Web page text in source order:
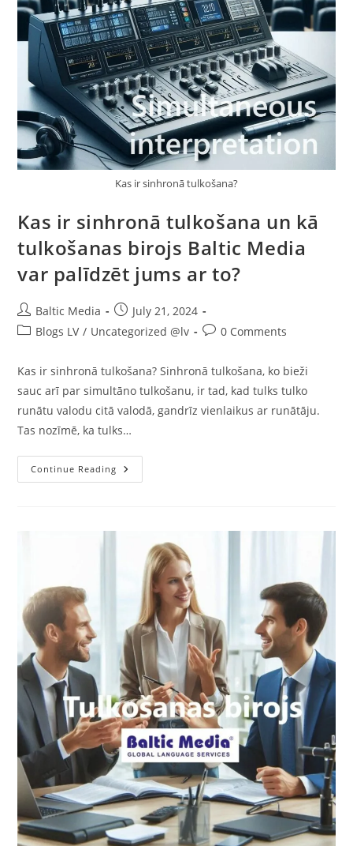
Kas ir sinhronā tulkošana?
Kas ir sinhronā tulkošana un kā
tulkošanas birojs Baltic Media
var palīdzēt jums ar to?
Post
author:
Baltic Media
Post
published:
July 21, 2024
PostBlogs LV / Uncategorized @lv
Post0 Comments
Kas ir sinhronā tulkošana? Sinhronā tulkošana, ko bieži
sauc arī par simultāno tulkošanu, ir tad, kad tulks tulko
runātu valodu citā valodā, gandrīz vienlaikus ar runātāju.
Tas nozīmē, ka tulks…
Continue Reading Kas
Ir
Birojs
Baltic
Media
Palīdzēt
Jums
To?